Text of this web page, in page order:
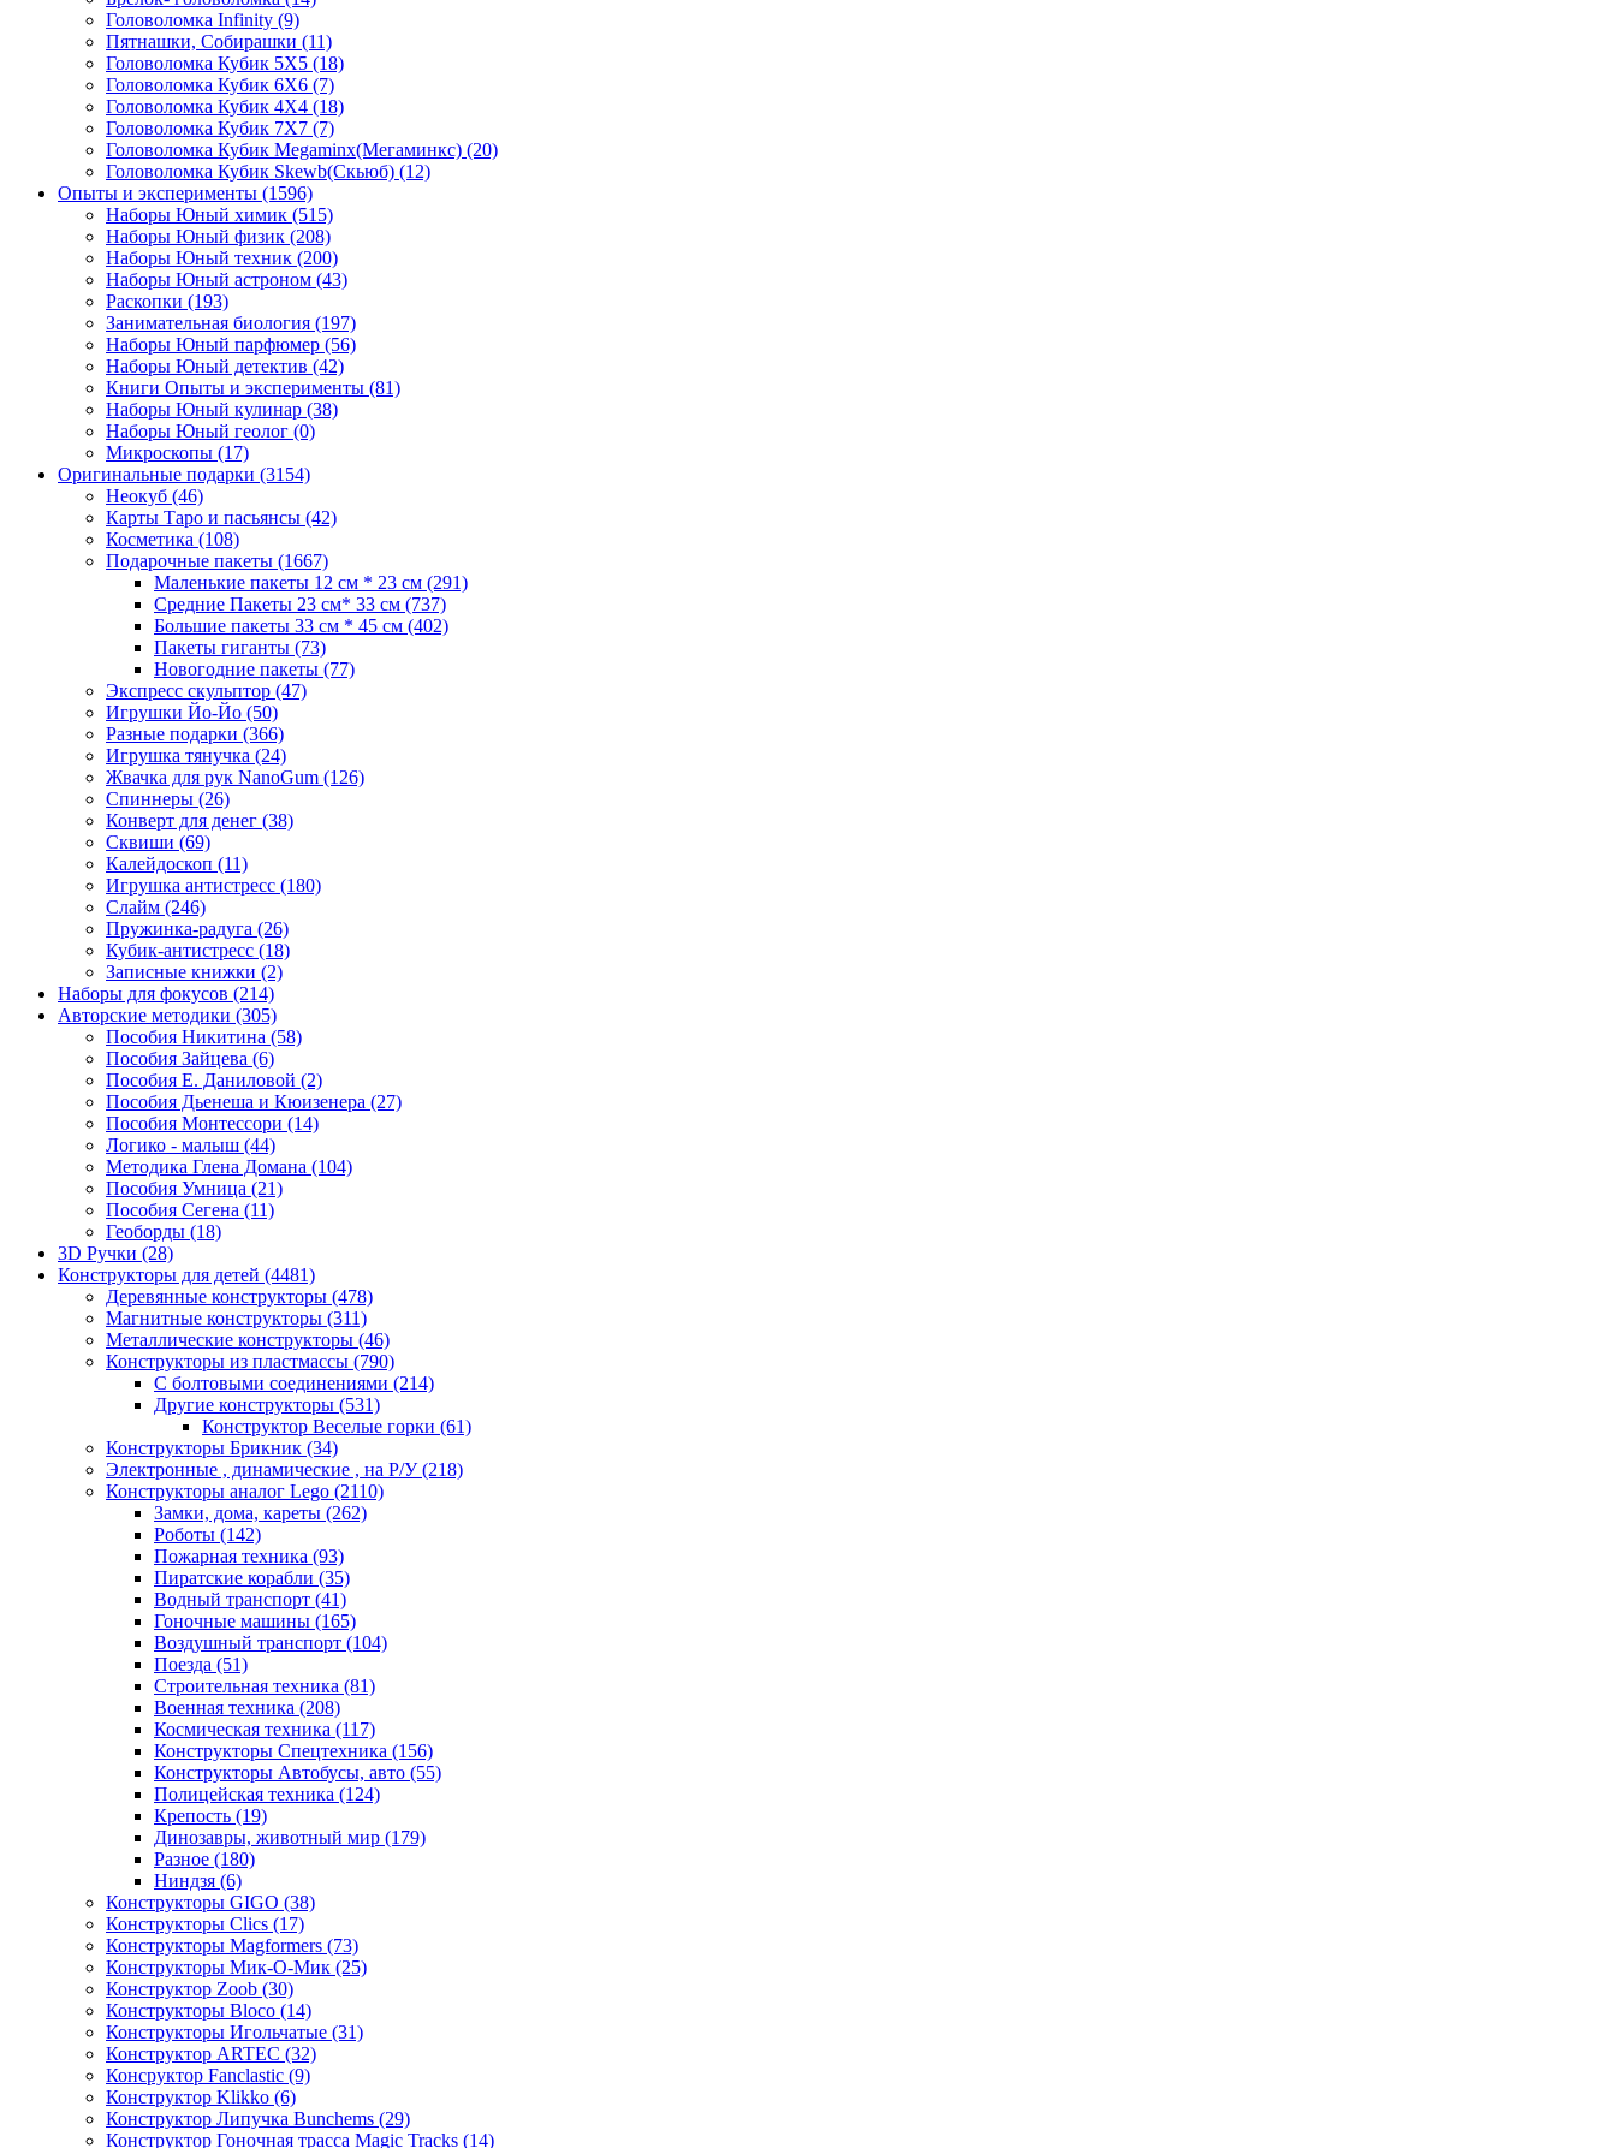
Головоломка Infinity (9)
Пятнашки, Собирашки (11)
Головоломка Кубик 5Х5 (18)
Головоломка Кубик 6Х6 (7)
Головоломка Кубик 4Х4 (18)
Головоломка Кубик 7Х7 (7)
Головоломка Кубик Megaminx(Мегаминкс) (20)
Головоломка Кубик Skewb(Скьюб) (12)
Опыты и эксперименты (1596)
Наборы Юный химик (515)
Наборы Юный физик (208)
Наборы Юный техник (200)
Наборы Юный астроном (43)
Раскопки (193)
Занимательная биология (197)
Наборы Юный парфюмер (56)
Наборы Юный детектив (42)
Книги Опыты и эксперименты (81)
Наборы Юный кулинар (38)
Наборы Юный геолог (0)
Микроскопы (17)
Оригинальные подарки (3154)
Неокуб (46)
Карты Таро и пасьянсы (42)
Косметика (108)
Подарочные пакеты (1667)
Маленькие пакеты 12 см * 23 см (291)
Средние Пакеты 23 см* 33 см (737)
Большие пакеты 33 см * 45 см (402)
Пакеты гиганты (73)
Новогодние пакеты (77)
Экспресс скульптор (47)
Игрушки Йо-Йо (50)
Разные подарки (366)
Игрушка тянучка (24)
Жвачка для рук NanoGum (126)
Спиннеры (26)
Конверт для денег (38)
Сквиши (69)
Калейдоскоп (11)
Игрушка антистресс (180)
Слайм (246)
Пружинка-радуга (26)
Кубик-антистресс (18)
Записные книжки (2)
Наборы для фокусов (214)
Авторские методики (305)
Пособия Никитина (58)
Пособия Зайцева (6)
Пособия Е. Даниловой (2)
Пособия Дьенеша и Кюизенера (27)
Пособия Монтессори (14)
Логико - малыш (44)
Методика Глена Домана (104)
Пособия Умница (21)
Пособия Сегена (11)
Геоборды (18)
3D Ручки (28)
Конструкторы для детей (4481)
Деревянные конструкторы (478)
Магнитные конструкторы (311)
Металлические конструкторы (46)
Конструкторы из пластмассы (790)
С болтовыми соединениями (214)
Другие конструкторы (531)
Конструктор Веселые горки (61)
Конструкторы Брикник (34)
Электронные , динамические , на Р/У(218)
Конструкторы аналог Lego (2110)
Замки, дома, кареты (262)
Роботы (142)
Пожарная техника (93)
Пиратские корабли (35)
Водный транспорт (41)
Гоночные машины (165)
Воздушный транспорт (104)
Поезда (51)
Строительная техника (81)
Военная техника (208)
Космическая техника (117)
Конструкторы Спецтехника (156)
Конструкторы Автобусы, авто (55)
Полицейская техника (124)
Крепость (19)
Динозавры, животный мир (179)
Разное (180)
Ниндзя (6)
Конструкторы GIGO (38)
Конструкторы Clics (17)
Конструкторы Magformers (73)
Конструкторы Мик-О-Мик (25)
Конструктор Zoob (30)
Конструкторы Bloco (14)
Конструкторы Игольчатые (31)
Конструктор ARTEC (32)
Консруктор Fanclastic (9)
Конструктор Klikko (6)
Конструктор Липучка Bunchems (29)
Конструктор Гоночная трасса Magic Tracks (14)